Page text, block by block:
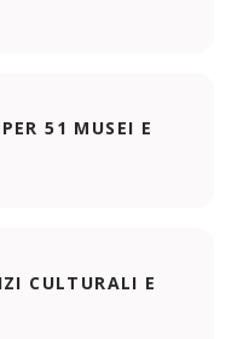
51 MUSEI E
CULTURALI E